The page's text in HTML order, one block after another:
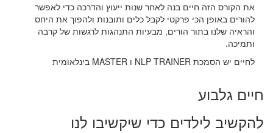
את הקורס הזה חיים בנה לאחר שנות ייעוץ והדרכה כדי לאפשר
להורים באופן הכי פרקטי לקבל כלים ותובנות ולהפוך את היחס
והראיה שלנו בתור הורים, מבעיות התנהגות לרגשות של קרבה
ותמיכה.
לחיים יש הסמכת NLP TRAINER ו MASTER בינלאומית
חיים גלבוע
להקשיב לילדים כדי שיקשיבו לנו